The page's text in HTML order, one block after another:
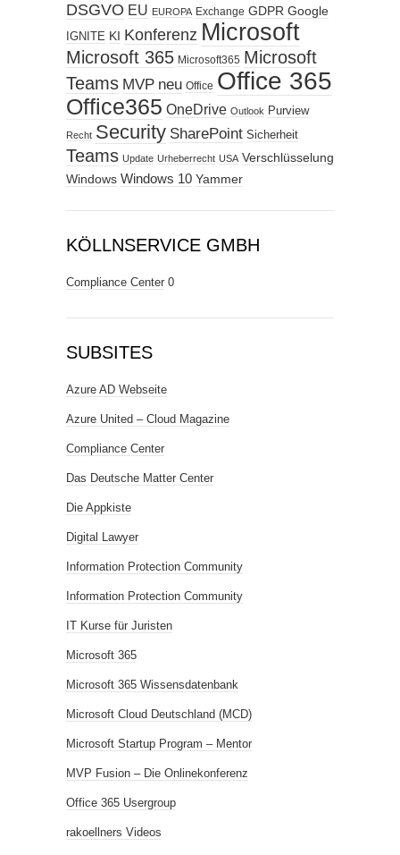
DSGVO EU EUROPA Exchange GDPR Google
IGNITE KI Konferenz Microsoft
Microsoft 365 Microsoft365 Microsoft
Teams MVP neu Office Office 365
Office365 OneDrive Outlook Purview
Recht Security SharePoint Sicherheit
Teams Update Urheberrecht USA Verschlüsselung
Windows Windows 10 Yammer
KÖLLNSERVICE GMBH
Compliance Center 0
SUBSITES
Azure AD Webseite
Azure United – Cloud Magazine
Compliance Center
Das Deutsche Matter Center
Die Appkiste
Digital Lawyer
Information Protection Community
Information Protection Community
IT Kurse für Juristen
Microsoft 365
Microsoft 365 Wissensdatenbank
Microsoft Cloud Deutschland (MCD)
Microsoft Startup Program – Mentor
MVP Fusion – Die Onlinekonferenz
Office 365 Usergroup
rakoellners Videos